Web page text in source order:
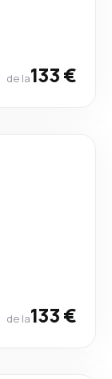
de la133 €
de la133 €